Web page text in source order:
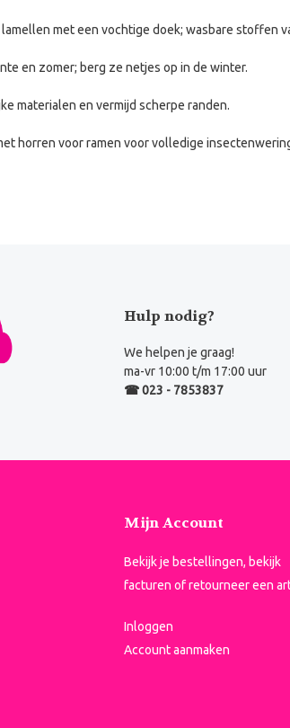
met een vochtige doek; wasbare stoffen
en zomer; berg ze netjes op in de winter.
materialen en vermijd scherpe randen.
horren voor ramen voor volledige
Hulp nodig?
We helpen je graag!
ma-vr 10:00 t/m 17:00 uur
☎ 023 - 7853837
Mijn Account
Bekijk je bestellingen, bekijk
facturen of retourneer een
Inloggen
Account aanmaken